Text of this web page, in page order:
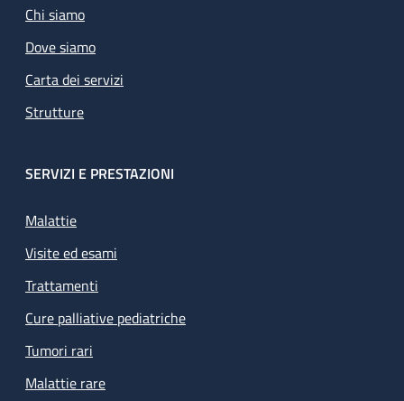
Chi siamo
Dove siamo
Carta dei servizi
Strutture
SERVIZI E PRESTAZIONI
Malattie
Visite ed esami
Trattamenti
Cure palliative pediatriche
Tumori rari
Malattie rare